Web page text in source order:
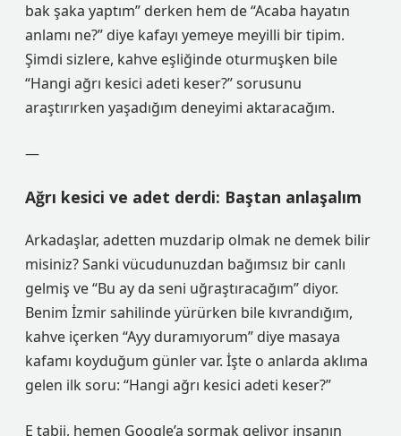
bak şaka yaptım” derken hem de “Acaba hayatın
anlamı ne?” diye kafayı yemeye meyilli bir tipim.
Şimdi sizlere, kahve eşliğinde oturmuşken bile
“Hangi ağrı kesici adeti keser?” sorusunu
araştırırken yaşadığım deneyimi aktaracağım.
—
Ağrı kesici ve adet derdi: Baştan anlaşalım
Arkadaşlar, adetten muzdarip olmak ne demek bilir
misiniz? Sanki vücudunuzdan bağımsız bir canlı
gelmiş ve “Bu ay da seni uğraştıracağım” diyor.
Benim İzmir sahilinde yürürken bile kıvrandığım,
kahve içerken “Ayy duramıyorum” diye masaya
kafamı koyduğum günler var. İşte o anlarda aklıma
gelen ilk soru: “Hangi ağrı kesici adeti keser?”
E tabii, hemen Google’a sormak geliyor insanın